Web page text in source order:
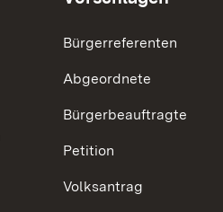
Bürgerreferenten
Abgeordnete
Bürgerbeauftragte
Petition
Volksantrag